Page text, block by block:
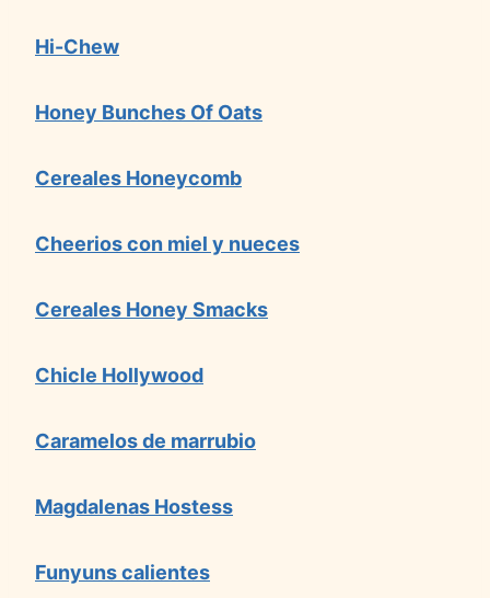
Hi-Chew
Honey Bunches Of Oats
Cereales Honeycomb
Cheerios con miel y nueces
Cereales Honey Smacks
Chicle Hollywood
Caramelos de marrubio
Magdalenas Hostess
Funyuns calientes